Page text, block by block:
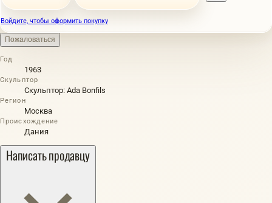
Войдите, чтобы оформить покупку
Пожаловаться
Год
1963
Скульптор
Скульптор: Ada Bonfils
Регион
Москва
Происхождение
Дания
Написать продавцу